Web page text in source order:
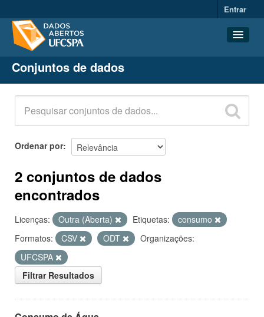
Entrar
Conjuntos de dados
Organizações
Grupos
Sobre
Conjuntos de dados
Ordenar por
2 conjuntos de dados
encontrados
Licenças: Outra (Aberta) Etiquetas:
consumo
Formatos:
CSV ODT
Organizações:
UFCSPA
Filtrar Resultados